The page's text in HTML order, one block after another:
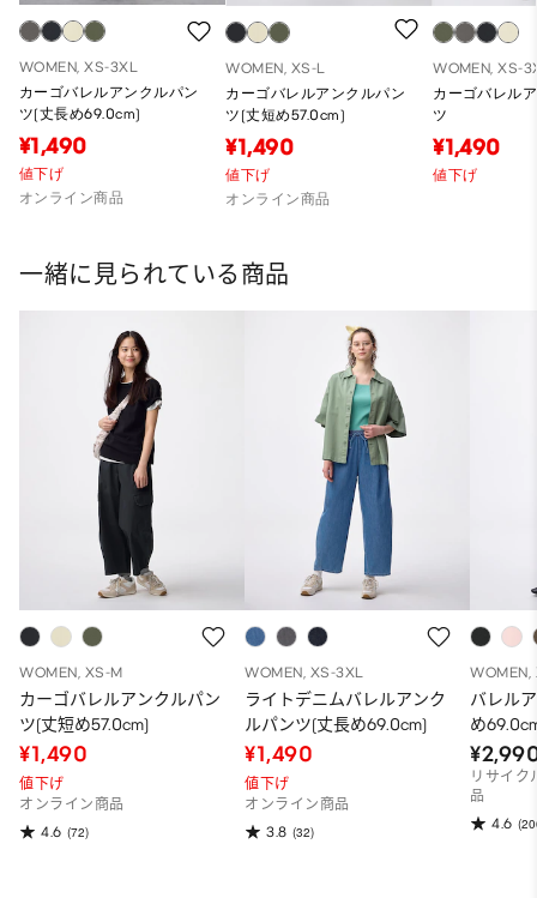
WOMEN, XS-3XL
カーゴバレルアンクルパン
ツ(丈長め69.0cm)
¥1,490
値下げ
オンライン商品
WOMEN, XS-L
カーゴバレルアンクルパン
ツ(丈短め57.0cm)
¥1,490
値下げ
オンライン商品
WOMEN, XS-
カーゴバレル
ツ
¥1,490
値下げ
一緒に見られている商品
WOMEN, XS-M
カーゴバレルアンクルパン
ツ(丈短め57.0cm)
¥1,490
値下げ
オンライン商品
4.6 (72)
WOMEN, XS-3XL
ライトデニムバレルアンク
ルパンツ(丈長め69.0cm)
¥1,490
値下げ
オンライン商品
3.8 (32)
WOMEN,
バレル
め
リサイク
品
4.6